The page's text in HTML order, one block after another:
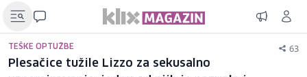
TEŠKE OPTUŽBE 63
Plesačice tužile Lizzo za sekusalno